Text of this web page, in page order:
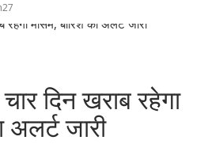
दिन खराब रहेगा
अलर्ट जारी